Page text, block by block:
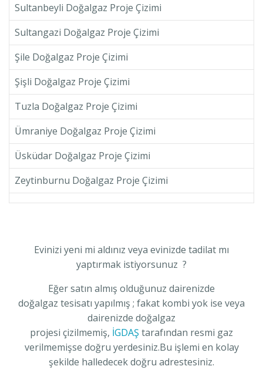
Sultanbeyli Doğalgaz Proje Çizimi
Sultangazi Doğalgaz Proje Çizimi
Şile Doğalgaz Proje Çizimi
Şişli Doğalgaz Proje Çizimi
Tuzla Doğalgaz Proje Çizimi
Ümraniye Doğalgaz Proje Çizimi
Üsküdar Doğalgaz Proje Çizimi
Zeytinburnu Doğalgaz Proje Çizimi
Evinizi yeni mi aldınız veya evinizde tadilat mı
yaptırmak istiyorsunuz ?
Eğer satın almış olduğunuz dairenizde
doğalgaz tesisatı yapılmış ; fakat kombi yok ise veya
dairenizde doğalgaz
projesi çizilmemiş, İGDAŞ tarafından resmi gaz
verilmemişse doğru yerdesiniz.Bu işlemi en kolay
şekilde halledecek doğru adrestesiniz.